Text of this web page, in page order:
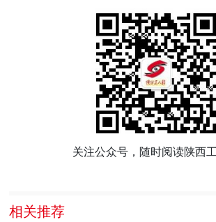
关注公众号，随时阅读陕西
相关推荐